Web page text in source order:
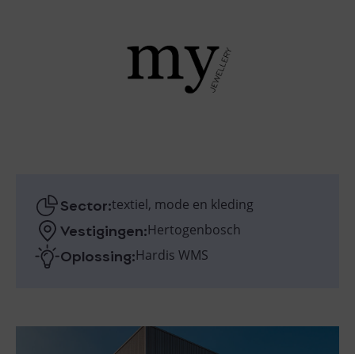
Sector:textiel, mode en kleding
Vestigingen:Hertogenbosch
Oplossing:Hardis WMS